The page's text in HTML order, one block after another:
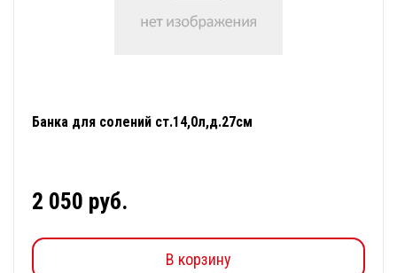
Банка для солений ст.14,0л,д.27см
2 050 руб.
В корзину